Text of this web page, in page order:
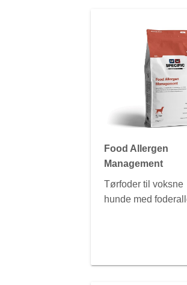
Food Allergen
Management
Tørfoder til voksne
hunde med